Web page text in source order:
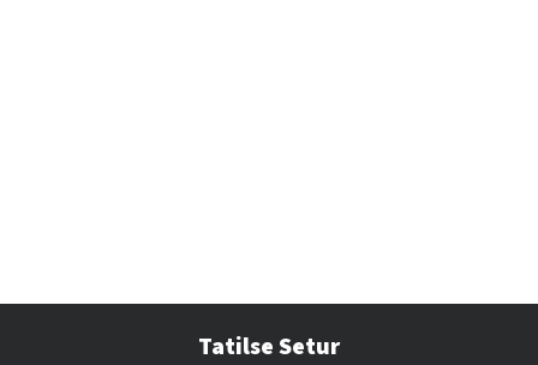
Tatilse Setur